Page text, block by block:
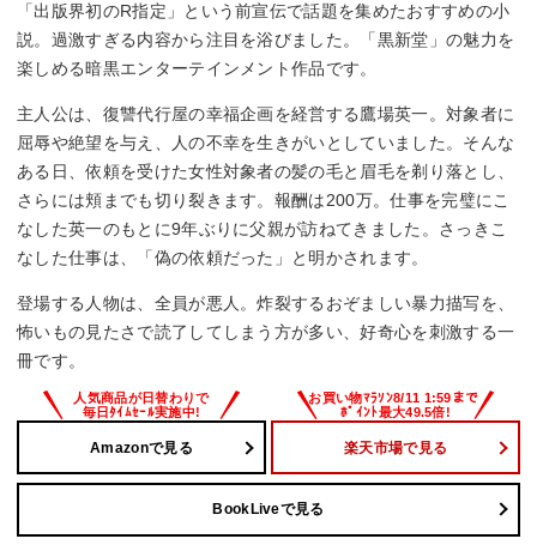
「出版界初のR指定」という前宣伝で話題を集めたおすすめの小
説。過激すぎる内容から注目を浴びました。「黒新堂」の魅力を
楽しめる暗黒エンターテインメント作品です。
主人公は、復讐代行屋の幸福企画を経営する鷹場英一。対象者に
屈辱や絶望を与え、人の不幸を生きがいとしていました。そんな
ある日、依頼を受けた女性対象者の髪の毛と眉毛を剃り落とし、
さらには頬までも切り裂きます。報酬は200万。仕事を完璧にこ
なした英一のもとに9年ぶりに父親が訪ねてきました。さっきこ
なした仕事は、「偽の依頼だった」と明かされます。
登場する人物は、全員が悪人。炸裂するおぞましい暴力描写を、
怖いもの見たさで読了してしまう方が多い、好奇心を刺激する一
冊です。
Amazonで見る 楽天市場で見る
BookLiveで見る